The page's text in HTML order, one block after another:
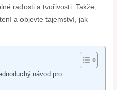
radosti a tvořivosti. Takže,
a objevte tajemství, jak
návod pro